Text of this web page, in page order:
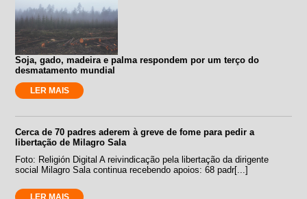
Soja, gado, madeira e palma respondem por um terço do
desmatamento mundial
LER MAIS
Cerca de 70 padres aderem à greve de fome para pedir a
libertação de Milagro Sala
Foto: Religión Digital A reivindicação pela libertação da dirigente
social Milagro Sala continua recebendo apoios: 68 padr[...]
LER MAIS